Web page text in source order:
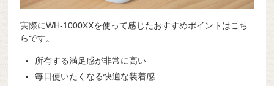
実際にWH-1000XXを使って感じたおすすめポイントはこち
らです。
所有する満足感が非常に高い
毎日使いたくなる快適な装着感